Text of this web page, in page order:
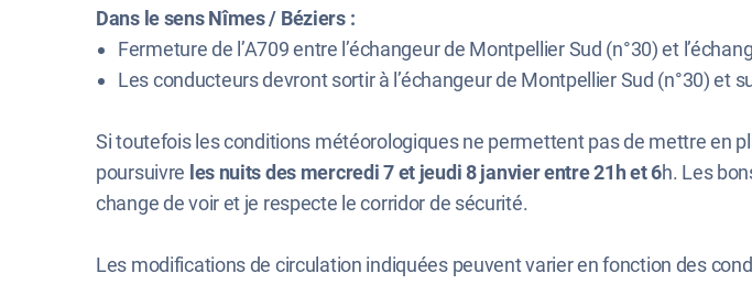
Dans le sens Nîmes / Béziers :
Fermeture de l’A709 entre l’échangeur de Montpellier Sud (n°30) et
Les conducteurs devront sortir à l’échangeur de Montpellier Sud (n°30) et
Si toutefois les conditions météorologiques ne permettent pas de mettre en
poursuivre les nuits des mercredi 7 et jeudi 8 janvier entre 21h et 6h. Les
change de voir et je respecte le corridor de sécurité.
Les modifications de circulation indiquées peuvent varier en fonction des